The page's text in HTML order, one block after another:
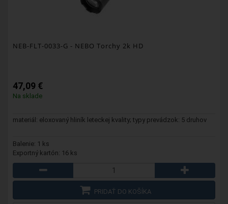
NEB-FLT-0033-G - NEBO Torchy 2k HD
47,09 €
Na sklade
materiál: eloxovaný hliník leteckej kvality; typy prevádzok: 5 druhov
Balenie: 1 ks
Exportný kartón: 16 ks
PRIDAŤ DO KOŠÍKA